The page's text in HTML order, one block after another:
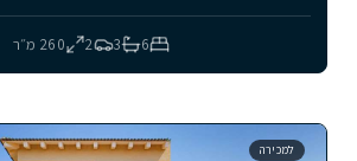
6
3
2
260מ״ר
למכירה